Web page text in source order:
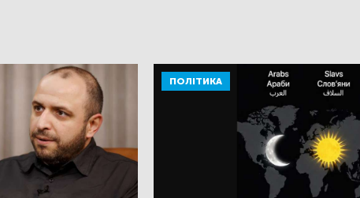
ПОЛІТИКА